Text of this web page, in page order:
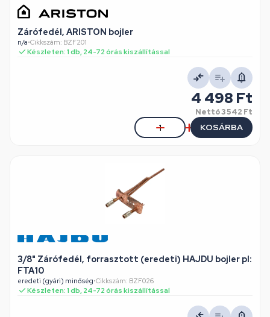
Zárófedél, ARISTON bojler
n/a•Cikkszám: BZF201
Készleten: 1 db, 24-72 órás kiszállítással
4 498 Ft
Nettó3 542 Ft
KOSÁRBA
3/8" Zárófedél, forrasztott (eredeti) HAJDU bojler pl:
FTA10
eredeti (gyári) minőség•Cikkszám: BZF026
Készleten: 1 db, 24-72 órás kiszállítással